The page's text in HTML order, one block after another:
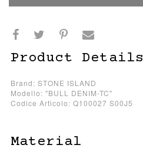
Product Details
Brand: STONE ISLAND
Modello: "BULL DENIM-TC"
Codice Articolo: Q100027 S00J5
Material